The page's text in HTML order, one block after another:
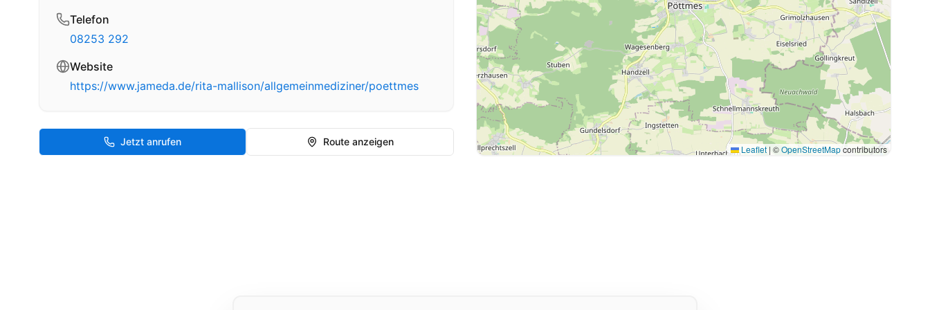
Telefon
08253 292
Website
https://www.jameda.de/rita-mallison/allgemeinmediziner/poettmes
Jetzt anrufen Route anzeigen
Leaflet | ©OpenStreetMapcontributors